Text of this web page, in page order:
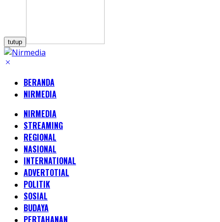
tutup
BERANDA
NIRMEDIA
NIRMEDIA
STREAMING
REGIONAL
NASIONAL
INTERNATIONAL
ADVERTOTIAL
POLITIK
SOSIAL
BUDAYA
PERTAHANAN